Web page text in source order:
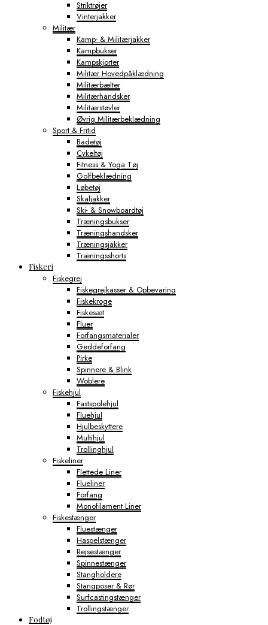
Striktrøjer
Vinterjakker
Militær
Kamp- & Militærjakker
Kampbukser
Kampskjorter
Militær Hovedpåklædning
Militærbælter
Militærhandsker
Militærstøvler
Øvrig Militærbeklædning
Sport & Fritid
Badetøj
Cykeltøj
Fitness & Yoga Tøj
Golfbeklædning
Løbetøj
Skaljakker
Ski- & Snowboardtøj
Træningsbukser
Træningshandsker
Træningsjakker
Træningsshorts
Fiskeri
Fiskegrej
Fiskegrejkasser & Opbevaring
Fiskekroge
Fiskesæt
Fluer
Forfangsmaterialer
Geddeforfang
Pirke
Spinnere & Blink
Woblere
Fiskehjul
Fastspolehjul
Fluehjul
Hjulbeskyttere
Multihjul
Trollinghjul
Fiskeliner
Flettede Liner
Flueliner
Forfang
Monofilament Liner
Fiskestænger
Fluestænger
Haspelstænger
Rejsestænger
Spinnestænger
Stangholdere
Stangposer & Rør
Surfcastingstænger
Trollingstænger
Fodtøj